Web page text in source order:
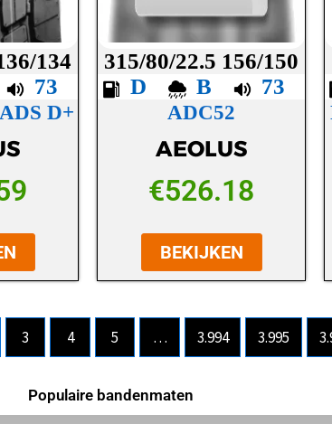
134
73
D+
315/80/22.5 156/150
D
B 73
ADC52
AEOLUS
€526.18
BEKIJKEN
3 4 5 … 3.994 3.995
Populaire bandenmaten